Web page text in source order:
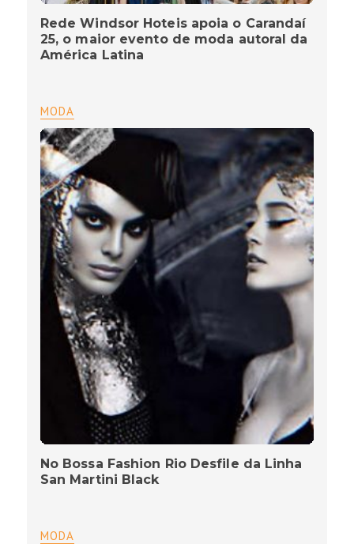
Rede Windsor Hoteis apoia o Carandaí
25, o maior evento de moda autoral da
América Latina
MODA
No Bossa Fashion Rio Desfile da Linha
San Martini Black
MODA